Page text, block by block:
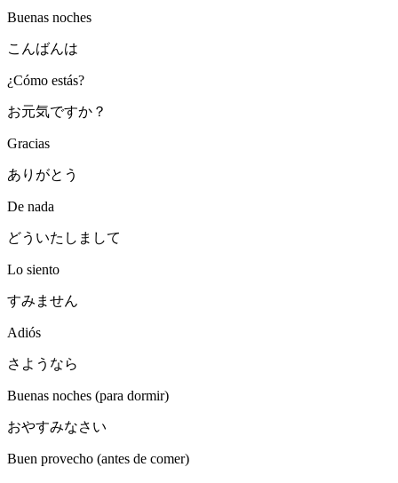
Buenas noches
こんばんは
¿Cómo estás?
お元気ですか？
Gracias
ありがとう
De nada
どういたしまして
Lo siento
すみません
Adiós
さようなら
Buenas noches (para dormir)
おやすみなさい
Buen provecho (antes de comer)